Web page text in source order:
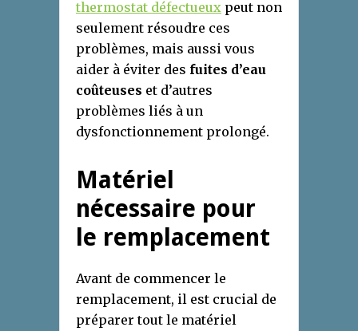
thermostat défectueux peut non
seulement résoudre ces
problèmes, mais aussi vous
aider à éviter des fuites d’eau
coûteuses et d’autres
problèmes liés à un
dysfonctionnement prolongé.
Matériel
nécessaire pour
le remplacement
Avant de commencer le
remplacement, il est crucial de
préparer tout le matériel